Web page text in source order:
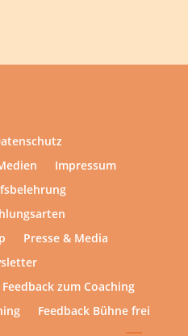
Impressum
Presse & Media
Feedback zum Coaching
Feedback Bühne frei